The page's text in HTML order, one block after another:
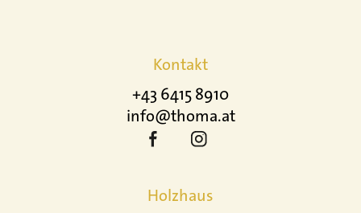
Kontakt
+43 6415 8910
info@thoma.at
Holzhaus